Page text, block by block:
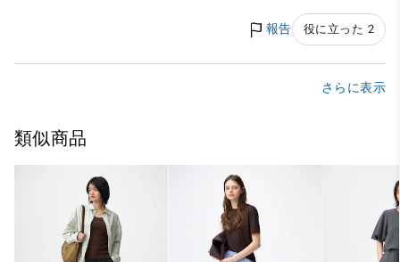
報告 役に立った 2
さらに表示
類似商品